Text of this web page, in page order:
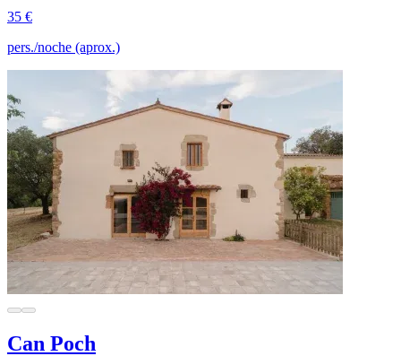
35 €
pers./noche (aprox.)
Can Poch